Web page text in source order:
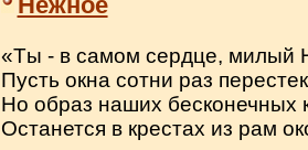
«Tы - в самом сердце, милый
Пусть окна сотни раз
Но образ наших бесконечных
Останется в крестах из рам